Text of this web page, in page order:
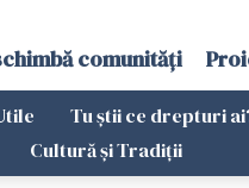
comunități
Tu știi ce drepturi
Cultură și Tradiții